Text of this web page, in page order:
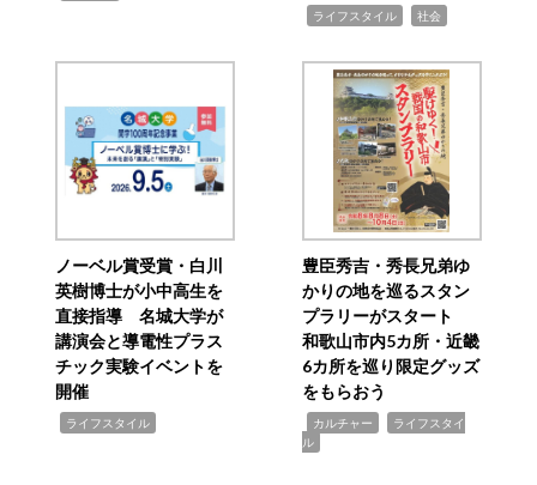
ライフスタイル 社会
ノーベル賞受賞・白川
英樹博士が小中高生を
直接指導 名城大学が
講演会と導電性プラス
チック実験イベントを
開催
ライフスタイル
豊臣秀吉・秀長兄弟ゆ
かりの地を巡るスタン
プラリーがスタート
和歌山市内5カ所・近畿
6カ所を巡り限定グッズ
をもらおう
カルチャー
ライフスタイ
ル